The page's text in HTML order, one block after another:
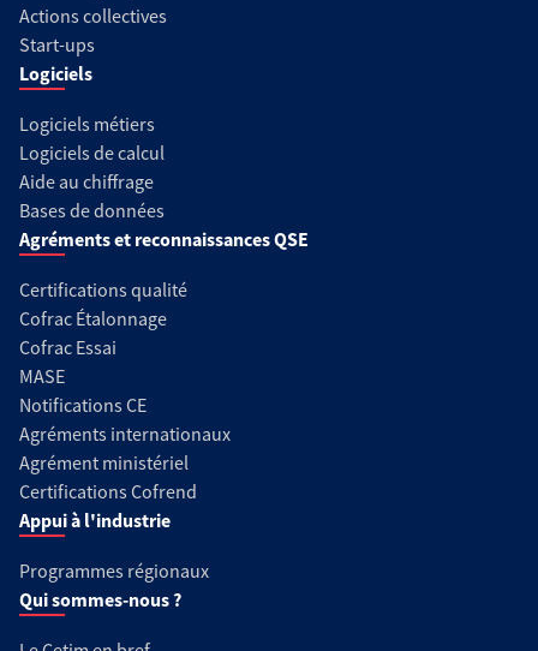
Actions collectives
Start-ups
Logiciels
Logiciels métiers
Logiciels de calcul
Aide au chiffrage
Bases de données
Agréments et reconnaissances QSE
Certifications qualité
Cofrac Étalonnage
Cofrac Essai
MASE
Notifications CE
Agréments internationaux
Agrément ministériel
Certifications Cofrend
Appui à l'industrie
Programmes régionaux
Qui sommes-nous ?